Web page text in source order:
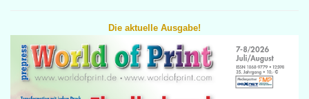
Die aktuelle Ausgabe!